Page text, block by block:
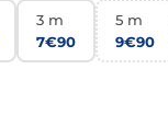
3 m
7€90
5 m
9€90